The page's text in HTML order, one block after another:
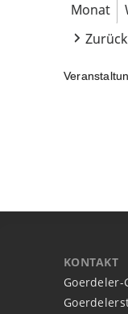
Monat
Zurück
KONTAKT
Goerdeler-